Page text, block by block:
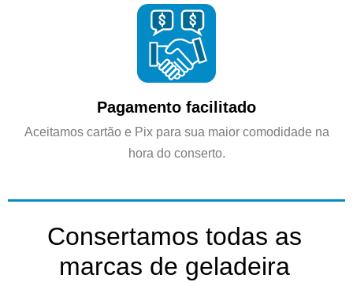
Pagamento facilitado
Aceitamos cartão e Pix para sua maior comodidade na
hora do conserto.
Consertamos todas as
marcas de geladeira